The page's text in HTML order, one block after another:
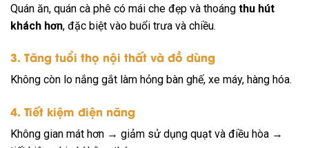
Quán ăn, quán cà phê có mái che đẹp và thoáng thu hút
khách hơn, đặc biệt vào buổi trưa và chiều.
3. Tăng tuổi thọ nội thất và đồ dùng
Không còn lo nắng gắt làm hỏng bàn ghế, xe máy, hàng hóa.
4. Tiết kiệm điện năng
Không gian mát hơn → giảm sử dụng quạt và điều hòa →